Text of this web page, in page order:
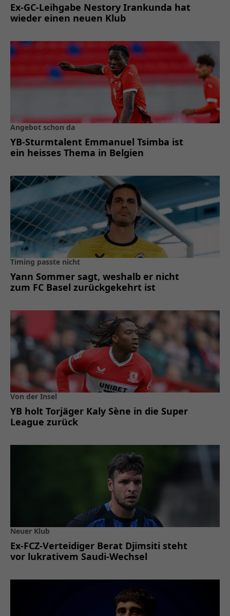
Ex-GC-Leihgabe Nestory Irankunda hat
wieder einen neuen Klub
Angebot schon da
YB-Sturmtalent Emmanuel Tsimba ist
ein heisses Thema in Belgien
Timing passte nicht
Yann Sommer sagt, weshalb er nicht
zum FC Basel zurückgekehrt ist
Von der Insel
YB holt Torjäger Kaly Sène in die Super
League zurück
Neuer Klub
Ex-FCZ-Verteidiger Berat Djimsiti steht
vor lukrativem Saudi-Wechsel